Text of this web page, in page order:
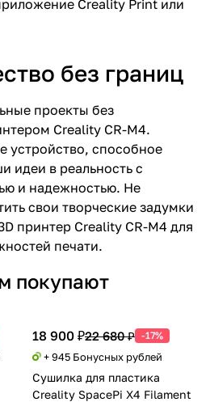
Creality Print или
без границ
проекты без
Creality CR-M4.
устройство, способное
идеи в реальность с
и надежностью. Не
свои творческие задумки
принтер Creality CR-M4 для
печати.
покупают
18 900 ₽22 680 ₽ -17%
+ 945 Бонусных рублей
Сушилка для пластика
Creality SpacePi X4 Filament